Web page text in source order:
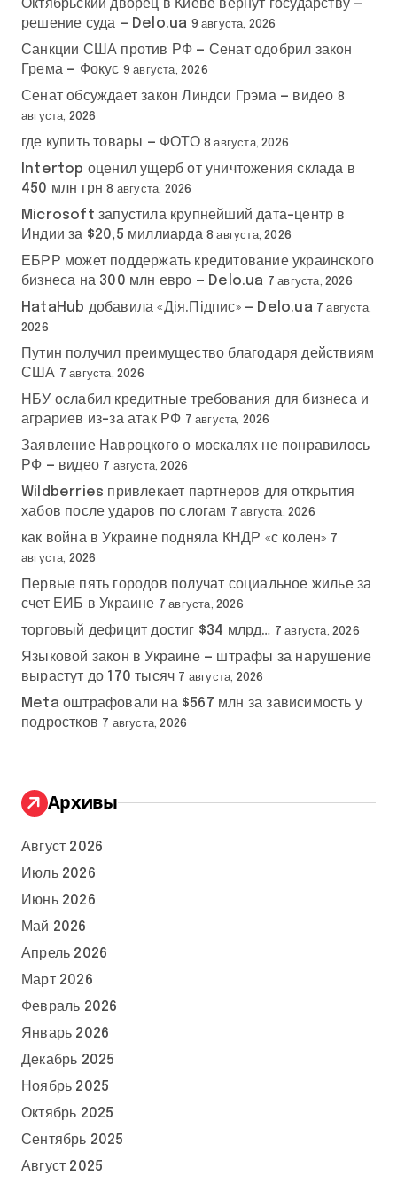
Октябрьский дворец в Киеве вернут государству —
решение суда — Delo.ua 9 августа, 2026
Санкции США против РФ — Сенат одобрил закон
Грема — Фокус 9 августа, 2026
Сенат обсуждает закон Линдси Грэма — видео 8
августа, 2026
где купить товары — ФОТО 8 августа, 2026
Intertop оценил ущерб от уничтожения склада в
450 млн грн 8 августа, 2026
Microsoft запустила крупнейший дата-центр в
Индии за $20,5 миллиарда 8 августа, 2026
ЕБРР может поддержать кредитование украинского
бизнеса на 300 млн евро — Delo.ua 7 августа, 2026
HataHub добавила «Дія.Підпис» — Delo.ua 7 августа,
2026
Путин получил преимущество благодаря действиям
США 7 августа, 2026
НБУ ослабил кредитные требования для бизнеса и
аграриев из-за атак РФ 7 августа, 2026
Заявление Навроцкого о москалях не понравилось
РФ — видео 7 августа, 2026
Wildberries привлекает партнеров для открытия
хабов после ударов по слогам 7 августа, 2026
как война в Украине подняла КНДР «с колен» 7
августа, 2026
Первые пять городов получат социальное жилье за
счет ЕИБ в Украине 7 августа, 2026
торговый дефицит достиг $34 млрд… 7 августа, 2026
Языковой закон в Украине — штрафы за нарушение
вырастут до 170 тысяч 7 августа, 2026
Meta оштрафовали на $567 млн за зависимость у
подростков 7 августа, 2026
Архивы
Август 2026
Июль 2026
Июнь 2026
Май 2026
Апрель 2026
Март 2026
Февраль 2026
Январь 2026
Декабрь 2025
Ноябрь 2025
Октябрь 2025
Сентябрь 2025
Август 2025